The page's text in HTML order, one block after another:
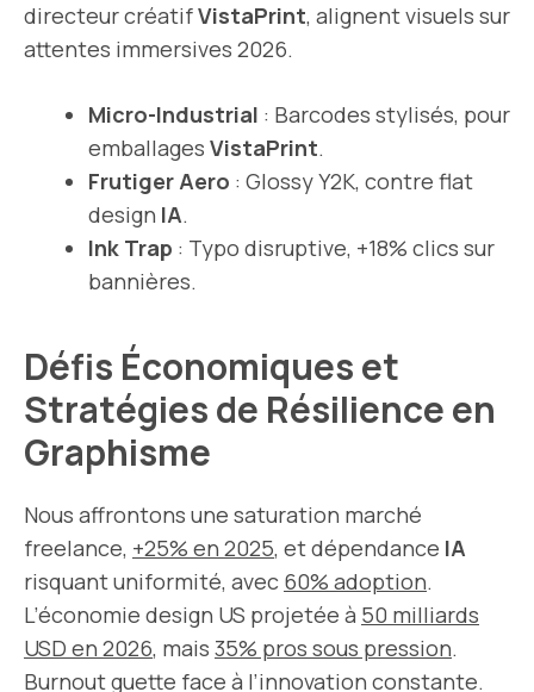
directeur créatifVistaPrint, alignent visuels sur
attentes immersives 2026.
Micro-Industrial : Barcodes stylisés, pour
emballages VistaPrint.
Frutiger Aero : Glossy Y2K, contre flat
design IA.
Ink Trap : Typo disruptive, +18% clics sur
bannières.
Défis Économiques et
Stratégies de Résilience en
Graphisme
Nous affrontons une saturation marché
freelance, +25% en 2025, et dépendance IA
risquant uniformité, avec 60% adoption.
L’économie design US projetée à 50 milliards
USD en 2026, mais 35% pros sous pression.
Burnout guette face à l’innovation constante.